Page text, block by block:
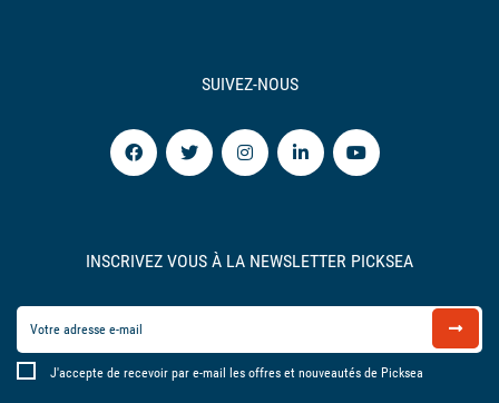
SUIVEZ-NOUS
INSCRIVEZ VOUS À LA NEWSLETTER PICKSEA
J'accepte de recevoir par e-mail les offres et nouveautés de Picksea